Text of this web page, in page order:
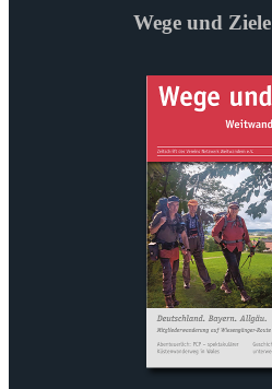
Wege und Ziele